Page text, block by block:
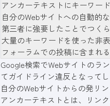
アンカーテキストにキーワー
自分のWebサイトへの自動的
第三者に強要したことでつく
大量のキーワードを使った非
フォーラムでの投稿に含まれ
Google検索でWebサイトのラ
てガイドライン違反となって
自分のWebサイトからの発リ
アンカーテキストとは、リン